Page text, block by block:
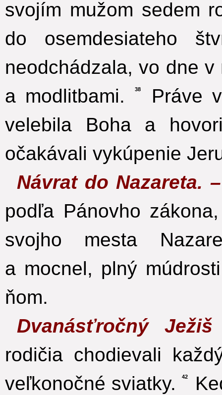
svojím mužom sedem
do osemdesiateho
neodchádzala, vo dne
a modlitbami.
38
Práve
velebila Boha a
očakávali vykúpenie
Návrat do Nazareta.
podľa Pánovho
svojho mesta
a mocnel, plný
ňom.
Dvanásťročný
rodičia chodievali
veľkonočné sviatky.
42